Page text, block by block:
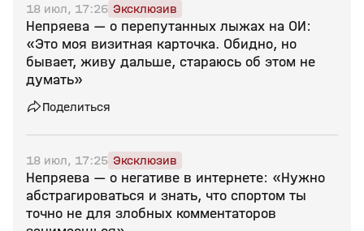
18 июл, 17:26 Эксклюзив
Непряева — о перепутанных лыжах на ОИ:
«Это моя визитная карточка. Обидно, но
бывает, живу дальше, стараюсь об этом не
думать»
Поделиться
18 июл, 17:25 Эксклюзив
Непряева — о негативе в интернете: «Нужно
абстрагироваться и знать, что спортом ты
точно не для злобных комментаторов